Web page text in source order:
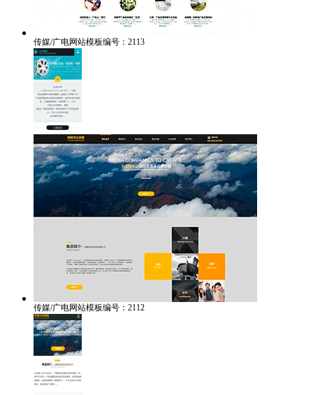
传媒/广电网站模板编号：2113
传媒/广电网站模板编号：2112